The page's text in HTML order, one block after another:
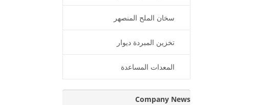
سخان الملح المنصهر
تخزين المبردة ديوار
المعدات المساعدة
Company News